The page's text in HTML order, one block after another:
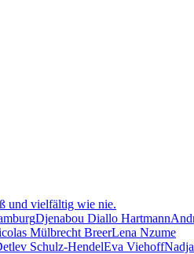
und vielfältig wie nie.
Djenabou Diallo Hartmann
Mülbrecht BreerLena Nzume
Schulz-HendelEva Viehoff